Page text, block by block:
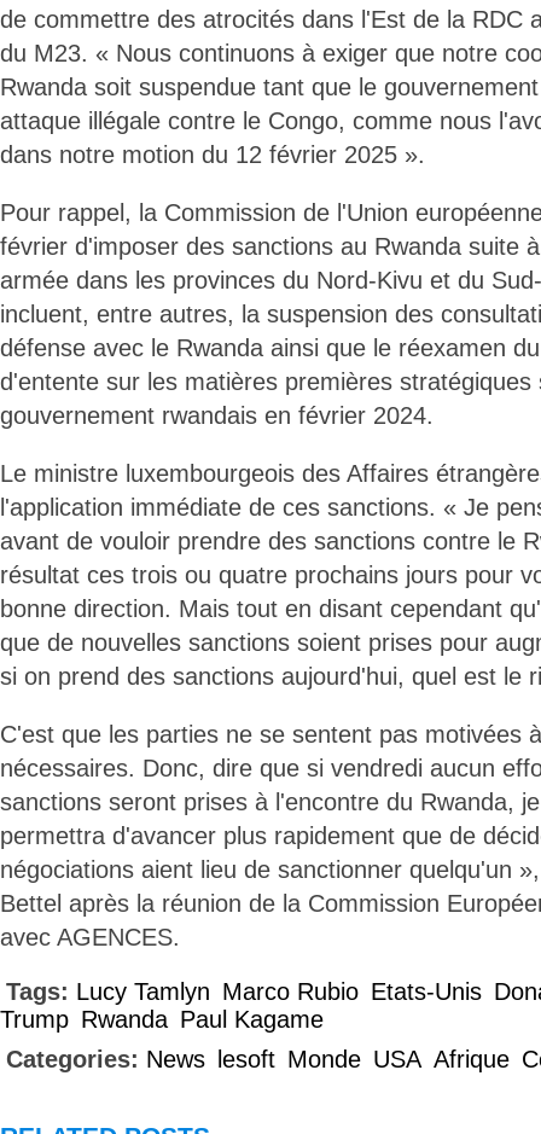
de commettre des atrocités dans l'Est de la RDC
du M23. « Nous continuons à exiger que notre
Rwanda soit suspendue tant que le
attaque illégale contre le Congo, comme nous
dans notre motion du 12 février 2025 ».
Pour rappel, la Commission de l'Union
février d'imposer des sanctions au Rwanda suite
armée dans les provinces du Nord-Kivu et du
incluent, entre autres, la suspension des
défense avec le Rwanda ainsi que le réexamen
d'entente sur les matières premières stratégiques
gouvernement rwandais en février 2024.
Le ministre luxembourgeois des Affaires
l'application immédiate de ces sanctions. « Je
avant de vouloir prendre des sanctions contre le
résultat ces trois ou quatre prochains jours pour
bonne direction. Mais tout en disant cependant
que de nouvelles sanctions soient prises pour
si on prend des sanctions aujourd'hui, quel est le
C'est que les parties ne se sentent pas motivées
nécessaires. Donc, dire que si vendredi aucun
sanctions seront prises à l'encontre du Rwanda,
permettra d'avancer plus rapidement que de
négociations aient lieu de sanctionner quelqu'un
Bettel après la réunion de la Commission
avec AGENCES.
Tags: Lucy Tamlyn Marco Rubio Etats-Unis
Trump Rwanda Paul Kagame
Categories: News lesoft Monde USA Afrique